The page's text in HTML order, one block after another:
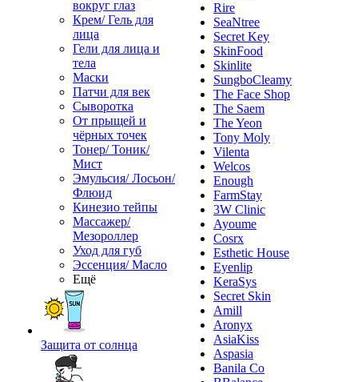
вокруг глаз
Крем/ Гель для
лица
Гели для лица и
тела
Маски
Патчи для век
Сыворотка
От прыщей и
чёрных точек
Тонер/ Тоник/
Мист
Эмульсия/ Лосьон/
Флюид
Кинезио тейпы
Массажер/
Мезороллер
Уход для губ
Эссенция/ Масло
Ещё
Защита от солнца
Rire
SeaNtree
Secret Key
SkinFood
Skinlite
SungboCleamy
The Face Shop
The Saem
The Yeon
Tony Moly
Vilenta
Welcos
Enough
FarmStay
3W Clinic
Ayoume
Cosrx
Esthetic House
Eyenlip
KeraSys
Secret Skin
Amill
Aronyx
AsiaKiss
Aspasia
Banila Co